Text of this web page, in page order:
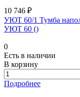
10 746 ₽
УЮТ 60/1 Тумба
УЮТ 60 ()
0
Есть в наличии
В корзину
Подробнее